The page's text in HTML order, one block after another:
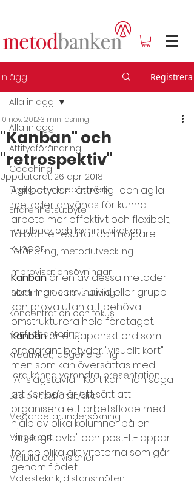
Inlägg Registrera
Alla inlägg
Attitydförändring
Coaching
Energizers, icebreakers
Erfarenhetsutbyte
Feedback och kommunikation
Förändring, metodutveckling
Improvisationsövningar
Inledning och avslutning
Koncentration och fokus
Konflikthantering
Kreativitet, idégenerering
Lära känna varandra, presentation
Läs en text/citat/dikt
Medarbetarundersökning
Mingelkort
Målbild och visioner
Mötesteknik, distansmöten
Alla inlägg
"Kanban" och
"retrospektiv"
10 nov. 20123 min läsning
Uppdaterat: 26 apr. 2018
Agil betyder "lättrörlig" och agila
metoder används för kunna
arbeta mer effektivt och flexibelt,
få bättre resultat och nöjdare
kunder.
Kanban är en av dessa metoder
som man som individ eller grupp
kan prova utan att behöva
omstrukturera hela företaget.
Kanban är ett japanskt ord som
ordagrant betyder "visuellt kort"
men som kan översättas med
"Anslagstavla" . Kort kan man säga
att Kanban är ett sätt att
organisera ett arbetsflöde med
hjälp av olika kolumner på en
"anslagstavla" och post-It-lappar
för de olika aktiviteterna som går
genom flödet.